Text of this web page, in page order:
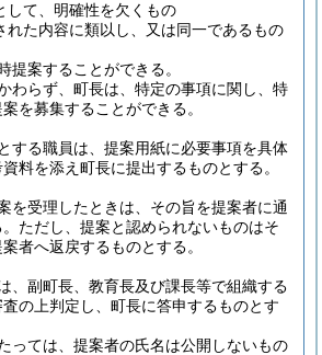
して、明確性を欠くもの
れた内容に類以し、又は同一であるもの
提案することができる。
わらず、町長は、特定の事項に関し、特
を募集することができる。
する職員は、提案用紙に必要事項を具体
料を添え町長に提出するものとする。
を受理したときは、その旨を提案者に通
ただし、提案と認められないものはそ
者へ返戻するものとする。
、副町長、教育長及び課長等で組織する
の上判定し、町長に答申するものとす
っては、提案者の氏名は公開しないもの